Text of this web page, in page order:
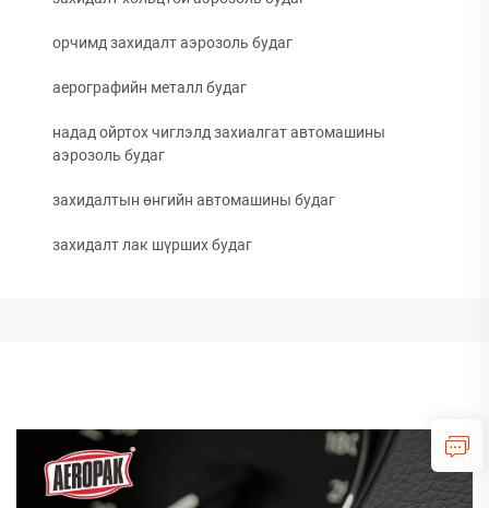
орчимд захидалт аэрозоль будаг
аерографийн металл будаг
надад ойртох чиглэлд захиалгат автомашины
аэрозоль будаг
захидалтын өнгийн автомашины будаг
захидалт лак шүрших будаг